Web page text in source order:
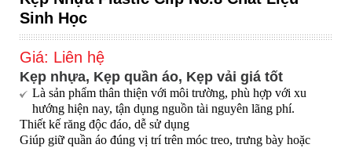
Sinh Học
Giá: Liên hệ
Kẹp nhựa, Kẹp quần áo, Kẹp vải giá tốt
Là sản phẩm thân thiện với môi trường, phù hợp với xu
hướng hiện nay, tận dụng nguồn tài nguyên lãng phí.
Thiết kế răng độc đáo, dễ sử dụng
Giúp giữ quần áo đúng vị trí trên móc treo, trưng bày hoặc